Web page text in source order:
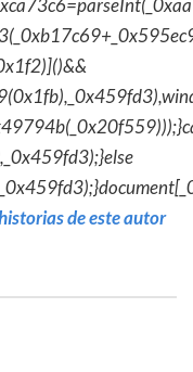
de este autor